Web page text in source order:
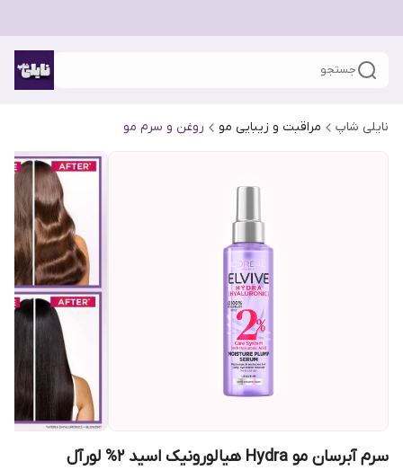
جستجو
نایلی شاپ مراقبت و زیبایی مو روغن و سرم مو
سرم آبرسان مو Hydra هیالورونیک اسید 2% لورآل